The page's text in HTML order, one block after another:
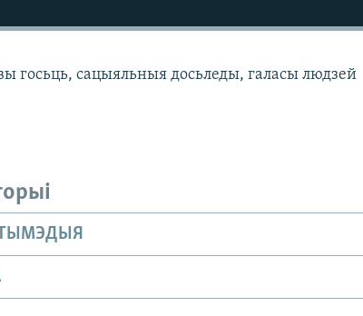
госьць, сацыяльныя досьледы, галасы людзей